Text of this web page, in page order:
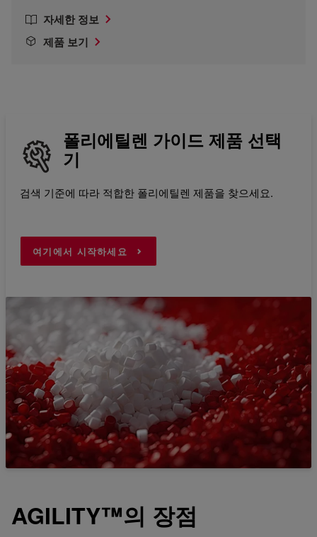
자세한 정보
제품 보기
폴리에틸렌 가이드 제품 선택
기
검색 기준에 따라 적합한 폴리에틸렌 제품을 찾으세요.
여기에서 시작하세요
AGILITY™의 장점